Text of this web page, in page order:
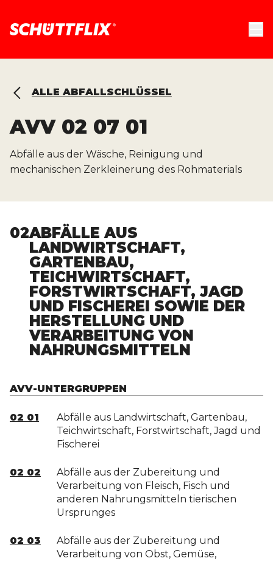
ALLE ABFALLSCHLÜSSEL
AVV 02 07 01
Abfälle aus der Wäsche, Reinigung und
mechanischen Zerkleinerung des Rohmaterials
02ABFÄLLE AUS
LANDWIRTSCHAFT,
GARTENBAU,
TEICHWIRTSCHAFT,
FORSTWIRTSCHAFT, JAGD
UND FISCHEREI SOWIE DER
HERSTELLUNG UND
VERARBEITUNG VON
NAHRUNGSMITTELN
AVV-UNTERGRUPPEN
02 01
Abfälle aus Landwirtschaft, Gartenbau,
Teichwirtschaft, Forstwirtschaft, Jagd und
Fischerei
02 02
Abfälle aus der Zubereitung und
Verarbeitung von Fleisch, Fisch und
anderen Nahrungsmitteln tierischen
Ursprunges
02 03
Abfälle aus der Zubereitung und
Verarbeitung von Obst, Gemüse,